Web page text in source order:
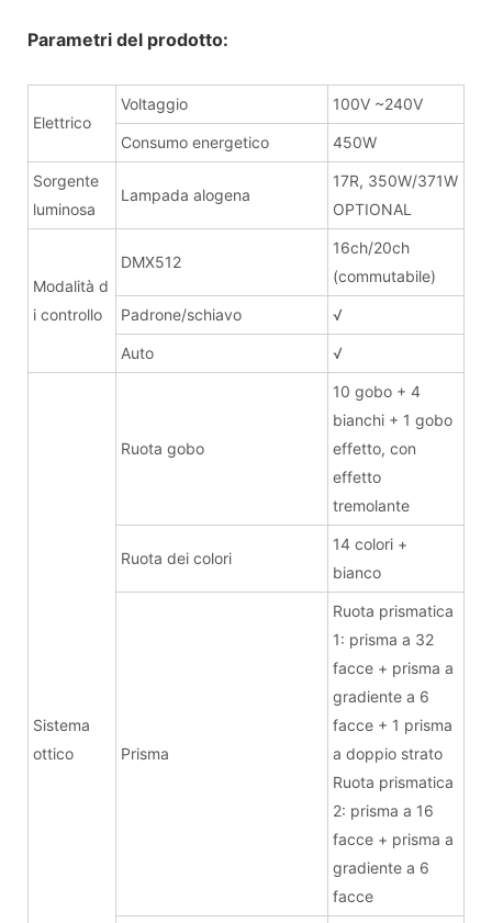
Parametri del prodotto:
Elettrico
Voltaggio 100V ~240V
Consumo energetico 450W
Sorgente
luminosa
Lampada alogena
17R, 350W/371W
OPTIONAL
Modalità d
i controllo
DMX512
16ch/20ch
(commutabile)
Padrone/schiavo √
Auto √
Sistema
ottico
Ruota gobo
10 gobo + 4
bianchi + 1 gobo
effetto, con
effetto
tremolante
Ruota dei colori
14 colori +
bianco
Prisma
Ruota prismatica
1: prisma a 32
facce + prisma a
gradiente a 6
facce + 1 prisma
a doppio strato
Ruota prismatica
2: prisma a 16
facce + prisma a
gradiente a 6
facce